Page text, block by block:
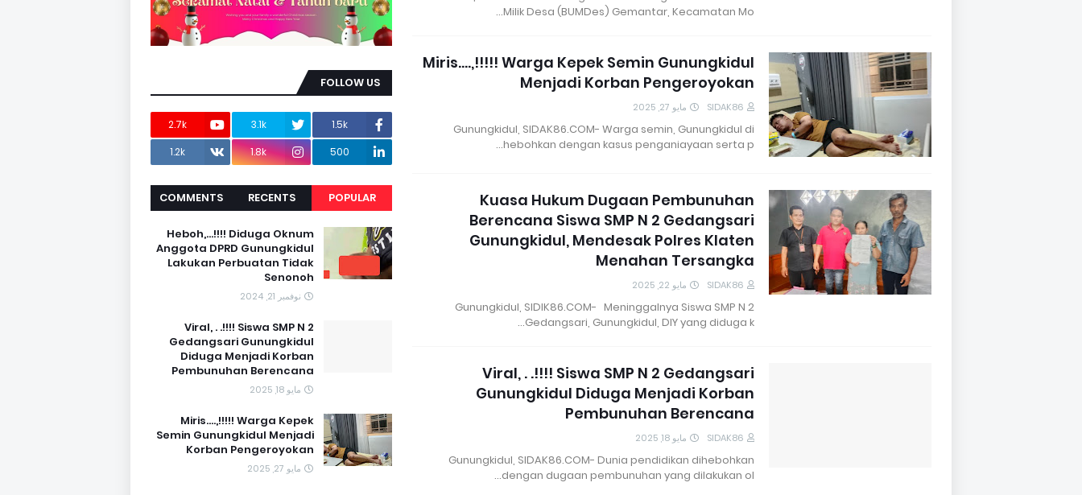
Milik Desa (BUMDes) Gemantar, Kecamatan Mo…
Miris....,!!!!! Warga Kepek Semin Gunungkidul
Menjadi Korban Pengeroyokan
SIDAK86 مايو 27, 2025
Gunungkidul, SIDAK86.COM- Warga semin, Gunungkidul di
hebohkan dengan kasus penganiayaan serta p…
Kuasa Hukum Dugaan Pembunuhan
Berencana Siswa SMP N 2 Gedangsari
Gunungkidul, Mendesak Polres Klaten
Menahan Tersangka
SIDAK86 مايو 22, 2025
Gunungkidul, SIDIK86.COM- Meninggalnya Siswa SMP N 2
Gedangsari, Gunungkidul, DIY yang diduga k…
Viral, . .!!!! Siswa SMP N 2 Gedangsari
Gunungkidul Diduga Menjadi Korban
Pembunuhan Berencana
SIDAK86 مايو 18, 2025
Gunungkidul, SIDAK86.COM- Dunia pendidikan dihebohkan
dengan dugaan pembunuhan yang dilakukan ol…
FOLLOW US
1.5k
3.1k
2.7k
500
1.8k
1.2k
POPULAR
RECENTS
COMMENTS
Heboh,...!!!! Diduga Oknum
Anggota DPRD Gunungkidul
Lakukan Perbuatan Tidak
Senonoh
نوفمبر 21, 2024
Viral, . .!!!! Siswa SMP N 2
Gedangsari Gunungkidul
Diduga Menjadi Korban
Pembunuhan Berencana
مايو 18, 2025
Miris....,!!!!! Warga Kepek
Semin Gunungkidul Menjadi
Korban Pengeroyokan
مايو 27, 2025